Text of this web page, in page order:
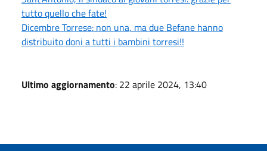
tutto quello che fate!
Dicembre Torrese: non una, ma due Befane hanno
distribuito doni a tutti i bambini torresi!!
Ultimo aggiornamento: 22 aprile 2024, 13:40